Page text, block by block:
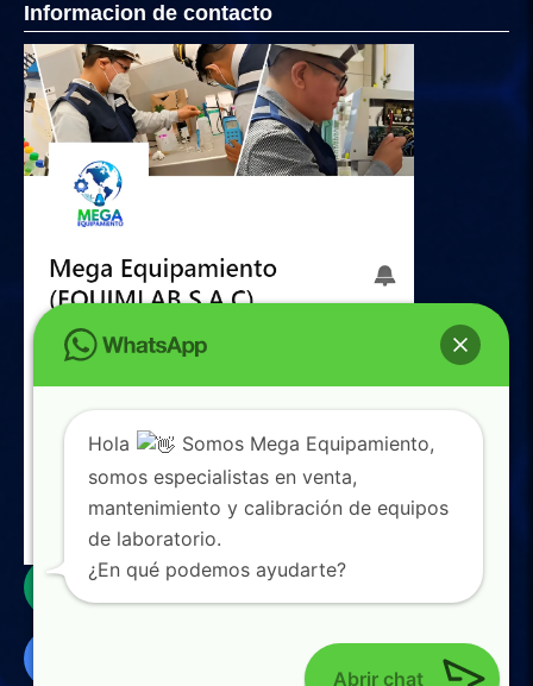
Informacion de contacto
Abrir chat
Hola
Somos Mega Equipamiento,
somos especialistas en venta,
mantenimiento y calibración de equipos
de laboratorio.
¿En qué podemos ayudarte?